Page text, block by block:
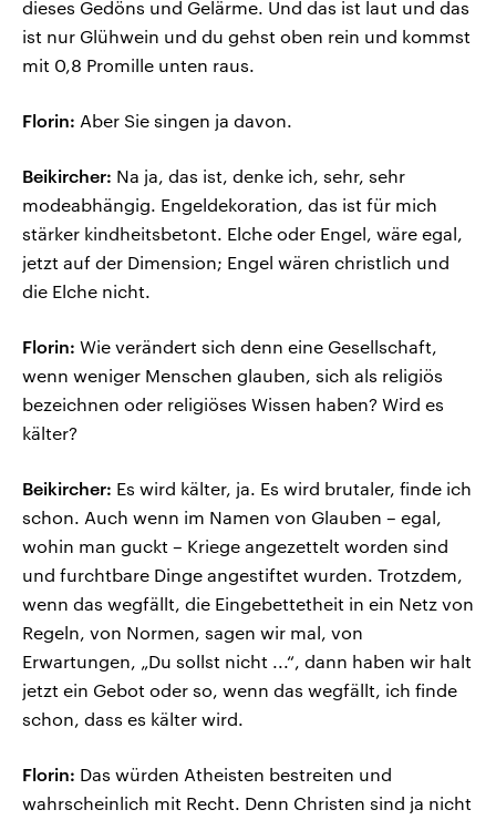
dieses Gedöns und Gelärme. Und das ist laut und das
ist nur Glühwein und du gehst oben rein und kommst
mit 0,8 Promille unten raus.
Florin: Aber Sie singen ja davon.
Beikircher: Na ja, das ist, denke ich, sehr, sehr
modeabhängig. Engeldekoration, das ist für mich
stärker kindheitsbetont. Elche oder Engel, wäre egal,
jetzt auf der Dimension; Engel wären christlich und
die Elche nicht.
Florin: Wie verändert sich denn eine Gesellschaft,
wenn weniger Menschen glauben, sich als religiös
bezeichnen oder religiöses Wissen haben? Wird es
kälter?
Beikircher: Es wird kälter, ja. Es wird brutaler, finde ich
schon. Auch wenn im Namen von Glauben – egal,
wohin man guckt – Kriege angezettelt worden sind
und furchtbare Dinge angestiftet wurden. Trotzdem,
wenn das wegfällt, die Eingebettetheit in ein Netz von
Regeln, von Normen, sagen wir mal, von
Erwartungen, „Du sollst nicht ...“, dann haben wir halt
jetzt ein Gebot oder so, wenn das wegfällt, ich finde
schon, dass es kälter wird.
Florin: Das würden Atheisten bestreiten und
wahrscheinlich mit Recht. Denn Christen sind ja nicht